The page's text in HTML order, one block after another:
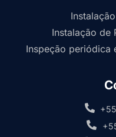
Instalação de
Inspeção periódica